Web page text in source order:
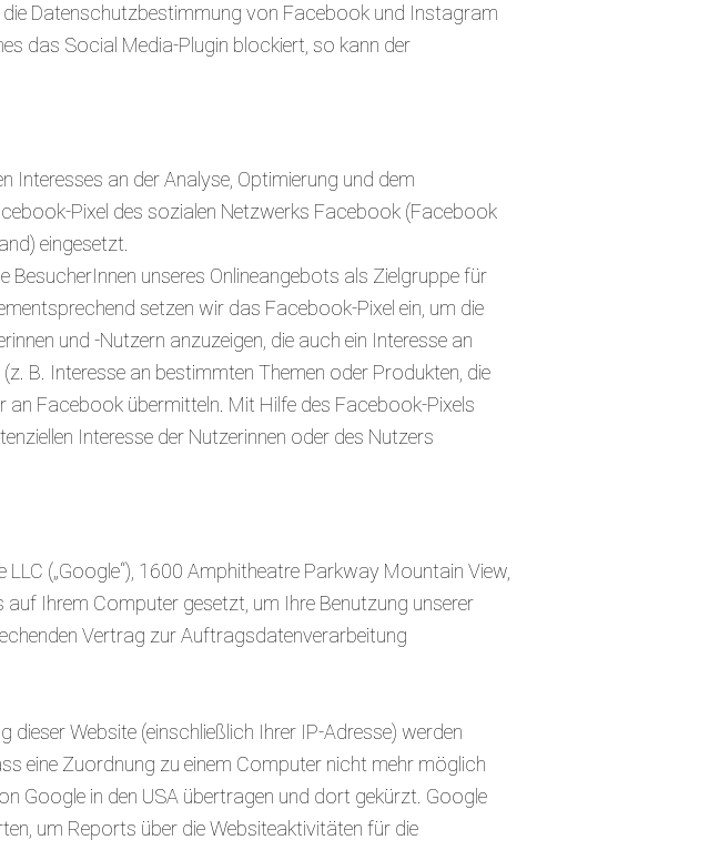
Datenschutzbestimmung von Facebook und Instagram
das Social Media-Plugin blockiert, so kann der
Interesses an der Analyse, Optimierung und dem
Pixel des sozialen Netzwerks Facebook (Facebook
eingesetzt.
unseres Onlineangebots als Zielgruppe für
setzen wir das Facebook-Pixel ein, um die
und -Nutzern anzuzeigen, die auch ein Interesse an
B. Interesse an bestimmten Themen oder Produkten, die
Facebook übermitteln. Mit Hilfe des Facebook-Pixels
Interesse der Nutzerinnen oder des Nutzers
(„Google“), 1600 Amphitheatre Parkway Mountain View,
Ihrem Computer gesetzt, um Ihre Benutzung unserer
Vertrag zur Auftragsdatenverarbeitung
Website (einschließlich Ihrer IP-Adresse) werden
eine Zuordnung zu einem Computer nicht mehr möglich
Google in den USA übertragen und dort gekürzt. Google
um Reports über die Websiteaktivitäten für die